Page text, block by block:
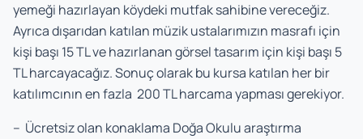
yemeği hazırlayan köydeki mutfak sahibine vereceğiz.
Ayrıca dışarıdan katılan müzik ustalarımızın masrafı için
kişi başı 15 TL ve hazırlanan görsel tasarım için kişi başı 5
TL harcayacağız. Sonuç olarak bu kursa katılan her bir
katılımcının en fazla 200 TL harcama yapması gerekiyor.
– Ücretsiz olan konaklama Doğa Okulu araştırma